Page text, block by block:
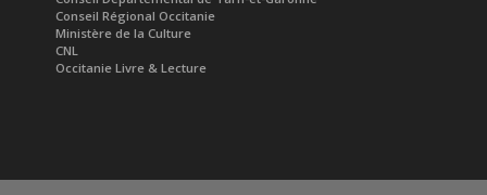
Conseil Régional Occitanie
Ministère de la Culture
CNL
Occitanie Livre & Lecture